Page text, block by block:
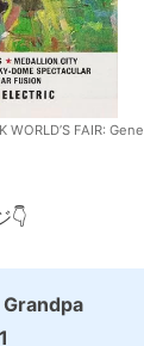
WORLD’S FAIR:
👇